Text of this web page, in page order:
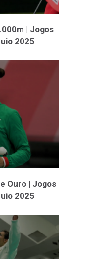
| Jogos
2025
Ouro | Jogos
2025